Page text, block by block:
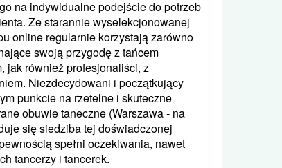
na indywidualne podejście do potrzeb
Ze starannie wyselekcjonowanej
online regularnie korzystają zarówno
swoją przygodę z tańcem
jak również profesjonaliści, z
Niezdecydowani i początkujący
punkcie na rzetelne i skuteczne
obuwie taneczne (Warszawa - na
się siedziba tej doświadczonej
spełni oczekiwania, nawet
tancerzy i tancerek.